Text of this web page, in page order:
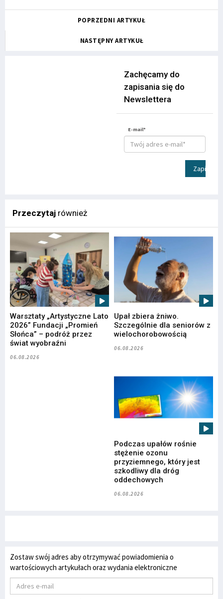
POPRZEDNI ARTYKUŁ
NASTĘPNY ARTYKUŁ
Zachęcamy do
zapisania się do
Newslettera
E-mail*
Zapisz
Przeczytaj również
Warsztaty „Artystyczne Lato
2026” Fundacji „Promień
Słońca” – podróż przez
świat wyobraźni
06.08.2026
Upał zbiera żniwo.
Szczególnie dla seniorów z
wielochorobowością
06.08.2026
Podczas upałów rośnie
stężenie ozonu
przyziemnego, który jest
szkodliwy dla dróg
oddechowych
06.08.2026
Zostaw swój adres aby otrzymywać powiadomienia o
wartościowych artykułach oraz wydania elektroniczne